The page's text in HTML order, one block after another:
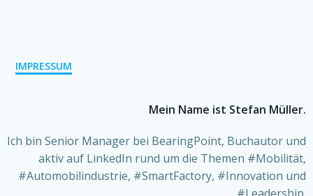
IMPRESSUM
Mein Name ist Stefan Müller.
Ich bin Senior Manager bei BearingPoint, Buchautor und
aktiv auf LinkedIn rund um die Themen #Mobilität,
#Automobilindustrie, #SmartFactory, #Innovation und